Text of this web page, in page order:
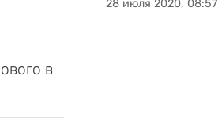
в
28 июля 2020, 08:57